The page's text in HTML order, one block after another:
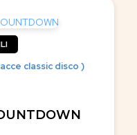
classic disco )